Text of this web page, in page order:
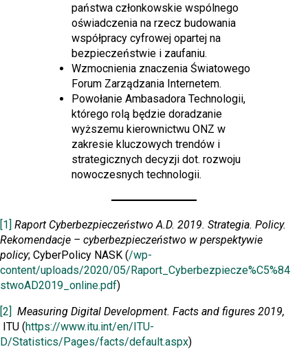
państwa członkowskie wspólnego
oświadczenia na rzecz budowania
współpracy cyfrowej opartej na
bezpieczeństwie i zaufaniu.
Wzmocnienia znaczenia Światowego
Forum Zarządzania Internetem.
Powołanie Ambasadora Technologii,
którego rolą będzie doradzanie
wyższemu kierownictwu ONZ w
zakresie kluczowych trendów i
strategicznych decyzji dot. rozwoju
nowoczesnych technologii.
[1] Raport Cyberbezpieczeństwo A.D. 2019. Strategia. Policy.
Rekomendacje – cyberbezpieczeństwo w perspektywie
policy; CyberPolicy NASK (/wp-
content/uploads/2020/05/Raport_Cyberbezpiecze%C5%84
stwoAD2019_online.pdf)
[2] Measuring Digital Development. Facts and figures 2019,
ITU (https://www.itu.int/en/ITU-
D/Statistics/Pages/facts/default.aspx)